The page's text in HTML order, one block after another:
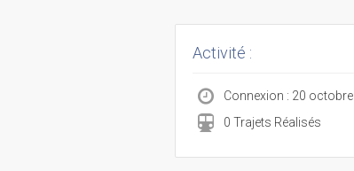
Activité :
Connexion : 20 octobre
0 Trajets Réalisés